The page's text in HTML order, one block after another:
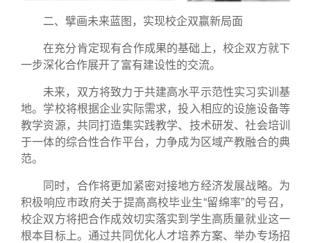
二、擘画未来蓝图，实现校企双赢新局面
在充分肯定现有合作成果的基础上，校企双方就下
一步深化合作展开了富有建设性的交流。
未来，双方将致力于共建高水平示范性实习实训基
地。学校将根据企业实际需求，投入相应的设施设备等
教学资源，共同打造集实践教学、技术研发、社会培训
于一体的综合性合作平台，力争成为区域产教融合的典
范。
同时，合作将更加紧密对接地方经济发展战略。为
积极响应市政府关于提高高校毕业生“留绵率”的号召，
校企双方将把合作成效切实落实到学生高质量就业这一
根本目标上。通过共同优化人才培养方案、举办专场招